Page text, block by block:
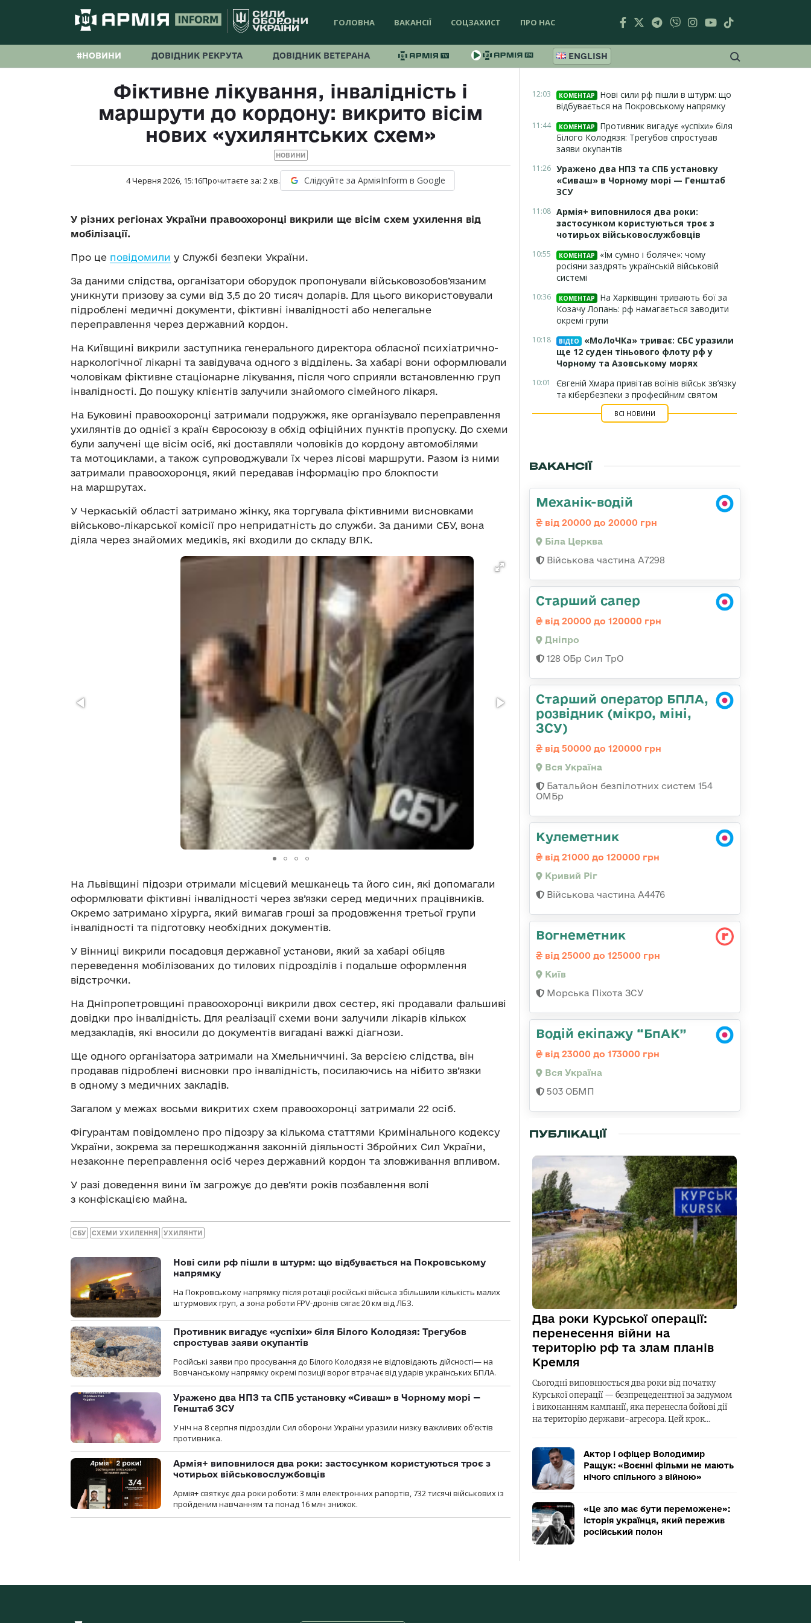
ГОЛОВНА ВАКАНСІЇ СОЦЗАХИСТ ПРО НАС
#НОВИНИ ДОВІДНИК РЕКРУТА ДОВІДНИК ВЕТЕРАНА ENGLISH
Фіктивне лікування, інвалідність і
маршрути до кордону: викрито вісім
нових «ухилянтських схем»
НОВИНИ
4 Червня 2026, 15:16Прочитаєте за: 2хв. Слідкуйте за АрміяInform в Google
У різних регіонах України правоохоронці викрили ще вісім схем ухилення від
мобілізації.
Про це повідомили у Службі безпеки України.
За даними слідства, організатори оборудок пропонували військовозобов’язаним
уникнути призову за суми від 3,5 до 20 тисяч доларів. Для цього використовували
підроблені медичні документи, фіктивні інвалідності або нелегальне
переправлення через державний кордон.
На Київщині викрили заступника генерального директора обласної психіатрично-
наркологічної лікарні та завідувача одного з відділень. За хабарі вони оформлювали
чоловікам фіктивне стаціонарне лікування, після чого сприяли встановленню груп
інвалідності. До пошуку клієнтів залучили знайомого сімейного лікаря.
На Буковині правоохоронці затримали подружжя, яке організувало переправлення
ухилянтів до однієї з країн Євросоюзу в обхід офіційних пунктів пропуску. До схеми
були залучені ще вісім осіб, які доставляли чоловіків до кордону автомобілями
та мотоциклами, а також супроводжували їх через лісові маршрути. Разом із ними
затримали правоохоронця, який передавав інформацію про блокпости
на маршрутах.
У Черкаській області затримано жінку, яка торгувала фіктивними висновками
військово-лікарської комісії про непридатність до служби. За даними СБУ, вона
діяла через знайомих медиків, які входили до складу ВЛК.
На Львівщині підозри отримали місцевий мешканець та його син, які допомагали
оформлювати фіктивні інвалідності через зв’язки серед медичних працівників.
Окремо затримано хірурга, який вимагав гроші за продовження третьої групи
інвалідності та підготовку необхідних документів.
У Вінниці викрили посадовця державної установи, який за хабарі обіцяв
переведення мобілізованих до тилових підрозділів і подальше оформлення
відстрочки.
На Дніпропетровщині правоохоронці викрили двох сестер, які продавали фальшиві
довідки про інвалідність. Для реалізації схеми вони залучили лікарів кількох
медзакладів, які вносили до документів вигадані важкі діагнози.
Ще одного організатора затримали на Хмельниччині. За версією слідства, він
продавав підроблені висновки про інвалідність, посилаючись на нібито зв’язки
в одному з медичних закладів.
Загалом у межах восьми викритих схем правоохоронці затримали 22 осіб.
Фігурантам повідомлено про підозру за кількома статтями Кримінального кодексу
України, зокрема за перешкоджання законній діяльності Збройних Сил України,
незаконне переправлення осіб через державний кордон та зловживання впливом.
У разі доведення вини їм загрожує до дев’яти років позбавлення волі
з конфіскацією майна.
СБУ СХЕМИ УХИЛЕННЯ УХИЛЯНТИ
Нові сили рф пішли в штурм: що відбувається на Покровському
напрямку
На Покровському напрямку після ротації російські війська збільшили кількість малих
штурмових груп, а зона роботи FPV-дронів сягає 20 км від ЛБЗ.
Противник вигадує «успіхи» біля Білого Колодязя: Трегубов
спростував заяви окупантів
Російські заяви про просування до Білого Колодязя не відповідають дійсності— на
Вовчанському напрямку окремі позиції ворог втрачає від ударів українських БПЛА.
Уражено два НПЗ та СПБ установку «Сиваш» в Чорному морі —
Генштаб ЗСУ
У ніч на 8 серпня підрозділи Сил оборони України уразили низку важливих об’єктів
противника.
Армія+ виповнилося два роки: застосунком користуються троє з
чотирьох військовослужбовців
Армія+ святкує два роки роботи: 3 млн електронних рапортів, 732 тисячі військових із
пройденим навчанням та понад 16 млн знижок.
12:03 КОМЕНТАР
Нові сили рф пішли в штурм: що
відбувається на Покровському напрямку
11:44 КОМЕНТАР
Противник вигадує «успіхи» біля
Білого Колодязя: Трегубов спростував
заяви окупантів
11:26 Уражено два НПЗ та СПБ установку
«Сиваш» в Чорному морі — Генштаб
ЗСУ
11:08 Армія+ виповнилося два роки:
застосунком користуються троє з
чотирьох військовослужбовців
10:55 КОМЕНТАР
«Їм сумно і боляче»: чому
росіяни заздрять українській військовій
системі
10:36 КОМЕНТАР
На Харківщині тривають бої за
Козачу Лопань: рф намагається заводити
окремі групи
10:18 ВІДЕО
«МоЛоЧКа» триває: СБС уразили
ще 12 суден тіньового флоту рф у
Чорному та Азовському морях
10:01
Євгеній Хмара привітав воїнів військ зв’язку
та кібербезпеки з професійним святом
ВСІ НОВИНИ
ВАКАНСІЇ
Механік-водій
від 20000 до 20000 грн
Біла Церква
Військова частина А7298
Старший сапер
від 20000 до 120000 грн
Дніпро
128 ОБр Сил ТрО
Старший оператор БПЛА,
розвідник (мікро, міні,
ЗСУ)
від 50000 до 120000 грн
Вся Україна
Батальйон безпілотних систем 154
ОМБр
Кулеметник
від 21000 до 120000 грн
Кривий Ріг
Військова частина А4476
Вогнеметник
від 25000 до 125000 грн
Київ
Морська Піхота ЗСУ
Водій екіпажу “БпАК”
від 23000 до 173000 грн
Вся Україна
503 ОБМП
ПУБЛІКАЦІЇ
Два роки Курської операції:
перенесення війни на
територію рф та злам планів
Кремля
Сьогодні виповнюється два роки від початку
Курської операції — безпрецедентної за задумом
і виконанням кампанії, яка перенесла бойові дії
на територію держави-агресора. Цей крок…
Актор і офіцер Володимир
Ращук: «Воєнні фільми не мають
нічого спільного з війною»
«Це зло має бути переможене»:
історія українця, який пережив
російський полон